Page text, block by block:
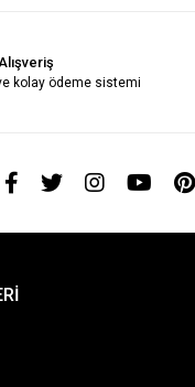
kolay ödeme sistemi